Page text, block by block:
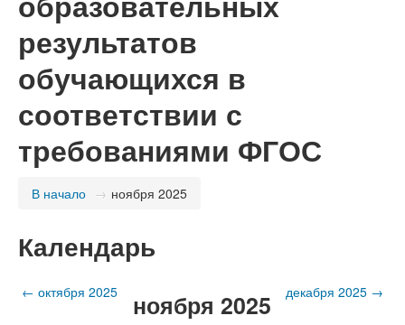
результатов
обучающихся в
соответствии с
требованиями ФГОС
В начало → ноября 2025
Календарь
← октября 2025 ноября 2025 декабря 2025 →